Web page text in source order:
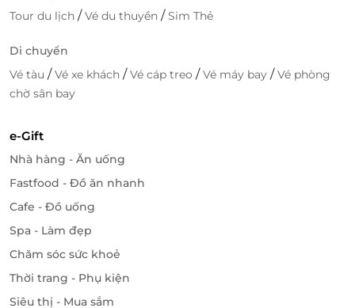
Tour du lịch /Vé du thuyền /Sim Thẻ
Di chuyển
Vé tàu /Vé xe khách /Vé cáp treo /Vé máy bay /Vé phòng
chờ sân bay
e-Gift
Nhà hàng - Ăn uống
Fastfood - Đồ ăn nhanh
Cafe - Đồ uống
Spa - Làm đẹp
Chăm sóc sức khoẻ
Thời trang - Phụ kiện
Siêu thị - Mua sắm